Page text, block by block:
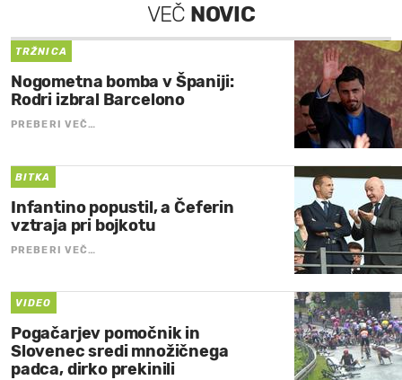
VEČ NOVIC
TRŽNICA
Nogometna bomba v Španiji:
Rodri izbral Barcelono
PREBERI VEČ…
BITKA
Infantino popustil, a Čeferin
vztraja pri bojkotu
PREBERI VEČ…
VIDEO
Pogačarjev pomočnik in
Slovenec sredi množičnega
padca, dirko prekinili